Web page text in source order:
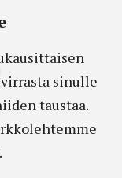
sinulle
taustaa.